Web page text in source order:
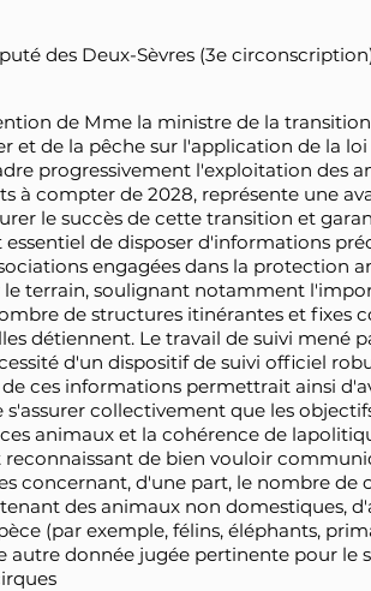
des Deux-Sèvres (3e
de Mme la ministre de la
et de la pêche sur l'application de la
progressivement l'exploitation des
à compter de 2028, représente une
le succès de cette transition et
de disposer d'informations
engagées dans la protection
le terrain, soulignant notamment
de structures itinérantes et fixes
détiennent. Le travail de suivi mené
d'un dispositif de suivi officiel
ces informations permettrait ainsi
collectivement que les
animaux et la cohérence de
reconnaissant de bien vouloir
concernant, d'une part, le nombre de
des animaux non domestiques,
(par exemple, félins, éléphants,
autre donnée jugée pertinente pour le